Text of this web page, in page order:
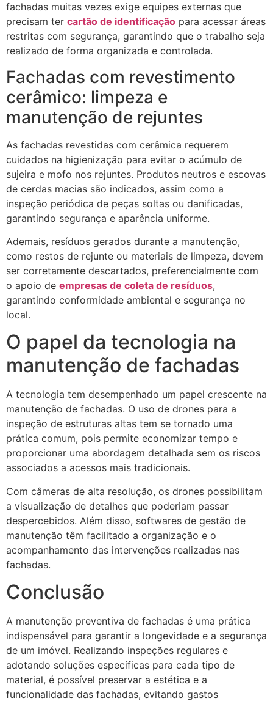
fachadas muitas vezes exige equipes externas que
precisam ter cartão de identificação para acessar áreas
restritas com segurança, garantindo que o trabalho seja
realizado de forma organizada e controlada.
Fachadas com revestimento
cerâmico: limpeza e
manutenção de rejuntes
As fachadas revestidas com cerâmica requerem
cuidados na higienização para evitar o acúmulo de
sujeira e mofo nos rejuntes. Produtos neutros e escovas
de cerdas macias são indicados, assim como a
inspeção periódica de peças soltas ou danificadas,
garantindo segurança e aparência uniforme.
Ademais, resíduos gerados durante a manutenção,
como restos de rejunte ou materiais de limpeza, devem
ser corretamente descartados, preferencialmente com
o apoio de empresas de coleta de resíduos,
garantindo conformidade ambiental e segurança no
local.
O papel da tecnologia na
manutenção de fachadas
A tecnologia tem desempenhado um papel crescente na
manutenção de fachadas. O uso de drones para a
inspeção de estruturas altas tem se tornado uma
prática comum, pois permite economizar tempo e
proporcionar uma abordagem detalhada sem os riscos
associados a acessos mais tradicionais.
Com câmeras de alta resolução, os drones possibilitam
a visualização de detalhes que poderiam passar
despercebidos. Além disso, softwares de gestão de
manutenção têm facilitado a organização e o
acompanhamento das intervenções realizadas nas
fachadas.
Conclusão
A manutenção preventiva de fachadas é uma prática
indispensável para garantir a longevidade e a segurança
de um imóvel. Realizando inspeções regulares e
adotando soluções específicas para cada tipo de
material, é possível preservar a estética e a
funcionalidade das fachadas, evitando gastos